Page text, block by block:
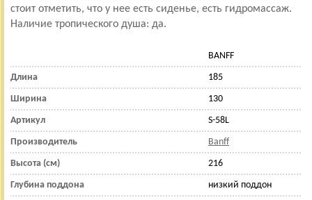
стоит отметить, что у нее есть сиденье, есть гидромассаж.
Наличие тропического душа: да.
BANFF
Длина 185
Ширина 130
Артикул S-58L
Производитель Banff
Высота (см) 216
Глубина поддона низкий поддон